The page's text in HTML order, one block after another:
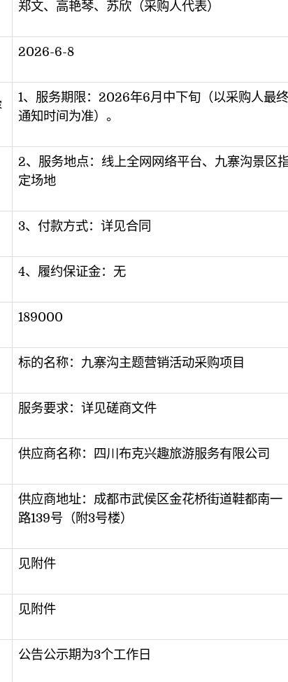
郑文、高艳琴、苏欣（采购人代表）
2026-6-8
1、服务期限：2026年6月中下旬（以采购人最终
通知时间为准）。
2、服务地点：线上全网网络平台、九寨沟景区
定场地
3、付款方式：详见合同
4、履约保证金：无
189000
标的名称：九寨沟主题营销活动采购项目
服务要求：详见磋商文件
供应商名称：四川布克兴趣旅游服务有限公司
供应商地址：成都市武侯区金花桥街道鞋都南一
路139号（附3号楼）
见附件
见附件
公告公示期为3个工作日